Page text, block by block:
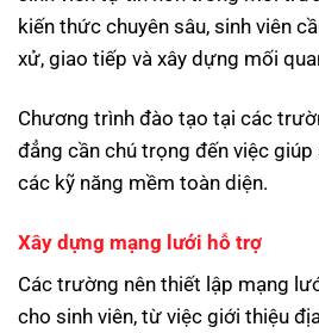
kiến thức chuyên sâu, sinh viên
xử, giao tiếp và xây dựng mối
Chương trình đào tạo tại các
đẳng cần chú trọng đến việc
các kỹ năng mềm toàn diện.
Xây dựng mạng lưới hỗ trợ
Các trường nên thiết lập mạng
cho sinh viên, từ việc giới thiệu